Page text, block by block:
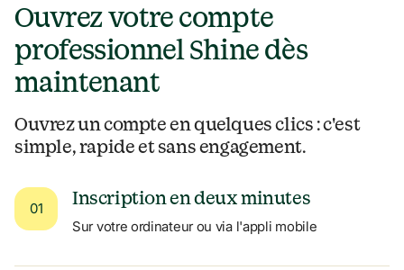
Ouvrez votre compte
professionnel Shine dès
maintenant
Ouvrez un compte en quelques clics : c'est
simple, rapide et sans engagement.
01 Inscription en deux minutes
Sur votre ordinateur ou via l'appli mobile